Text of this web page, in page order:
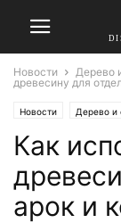
Новости Дерево
древесину для
Новости Дерево и
Как
арок и